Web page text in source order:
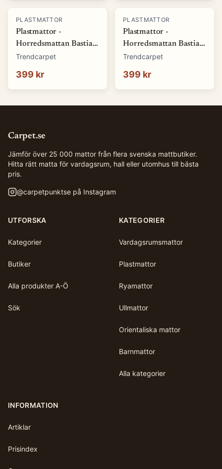
PLASTMATTOR
Plastmattor -
Horredsmattan Bastian
(blå) (Storlek: 70 x 50
Trendcarpet
399 kr
PLASTMATTOR
Plastmattor -
Horredsmattan Bastian
(brun) (Storlek: 70 x 50
Trendcarpet
399 kr
Carpet.se
Jämför över 25 000 mattor från flera svenska mattbutiker.
Hitta rätt matta för vardagsrum, hall eller utomhus till bästa
pris.
@carpetpunktse på Instagram
UTFORSKA
Kategorier
Butiker
Alla produkter A-Ö
Sök
KATEGORIER
Vardagsrumsmattor
Plastmattor
Ryamattor
Ullmattor
Orientaliska mattor
Barnmattor
Alla kategorier
INFORMATION
Artiklar
Prisindex